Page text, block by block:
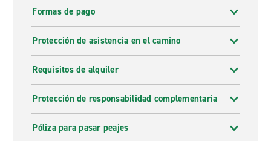
Formas de pago
Protección de asistencia en el camino
Requisitos de alquiler
Protección de responsabilidad complementaria
Póliza para pasar peajes